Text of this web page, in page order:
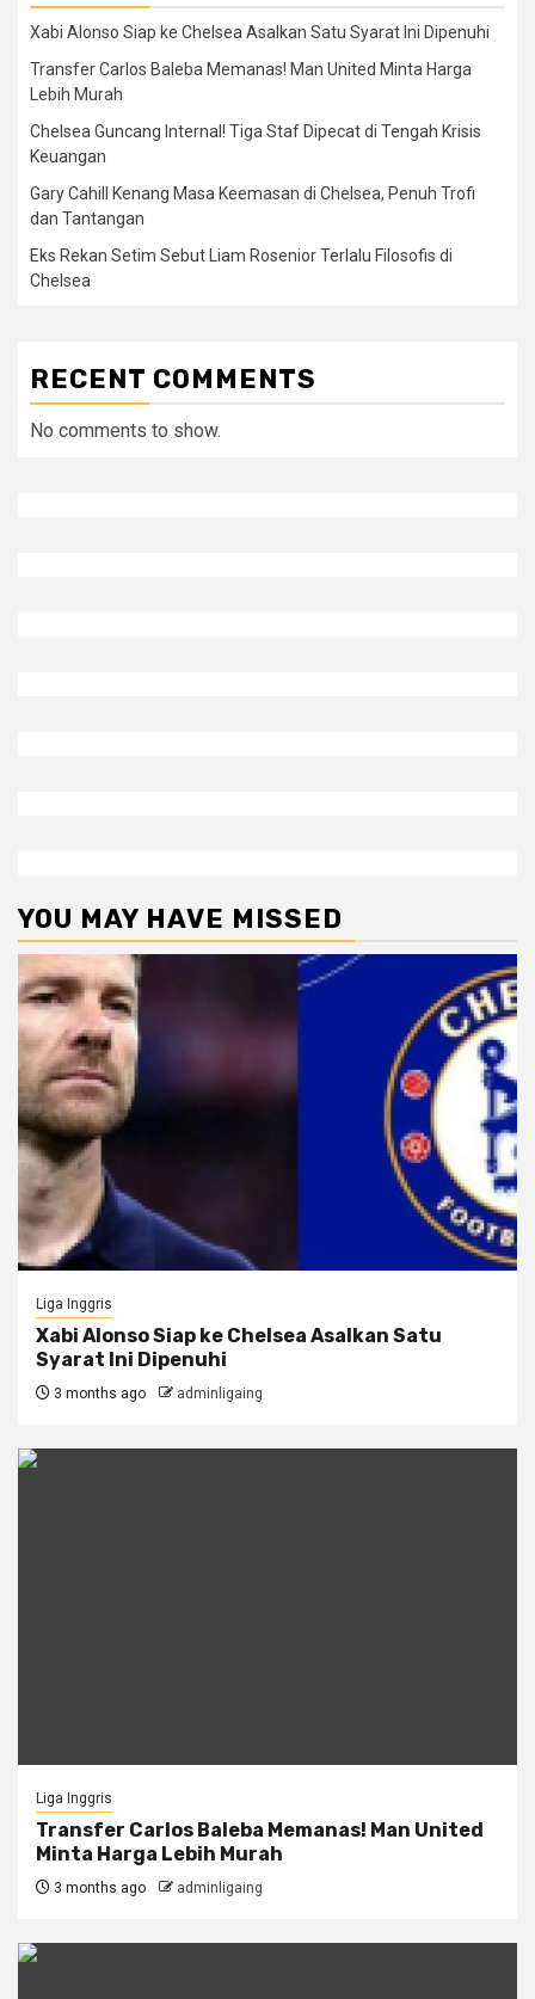
Xabi Alonso Siap ke Chelsea Asalkan Satu Syarat Ini Dipenuhi
Transfer Carlos Baleba Memanas! Man United Minta Harga
Lebih Murah
Chelsea Guncang Internal! Tiga Staf Dipecat di Tengah Krisis
Keuangan
Gary Cahill Kenang Masa Keemasan di Chelsea, Penuh Trofi
dan Tantangan
Eks Rekan Setim Sebut Liam Rosenior Terlalu Filosofis di
Chelsea
RECENT COMMENTS
No comments to show.
YOU MAY HAVE MISSED
Liga Inggris
Xabi Alonso Siap ke Chelsea Asalkan Satu
Syarat Ini Dipenuhi
3 months ago adminligaing
Liga Inggris
Transfer Carlos Baleba Memanas! Man United
Minta Harga Lebih Murah
3 months ago adminligaing